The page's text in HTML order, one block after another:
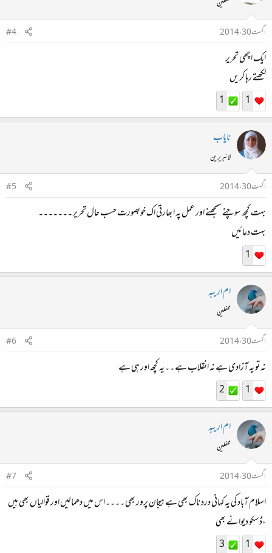
محفلین
اگست 30، 2014
#4
ایک اچھی تحریر
لکھتے رہا کریں
1
1
نایاب
لائبریرین
اگست 30، 2014
#5
بہت کچھ سوچنے سمجھنے اور عمل پہ ابھارتی اک خوبصورت حسب حال تحریر ۔۔۔۔۔۔۔
بہت دعائیں
1
ام اریبہ
محفلین
اگست 30، 2014
#6
نہ تو یہ آزادی ہے نہ انقلاب ہے ۔۔یہ کچھ اور ہی ہے
1
2
ام اریبہ
محفلین
اگست 30، 2014
#7
اسلام آباد کی یہ کہانی درد ناک بھی ہے ہیجان پرور بھی ۔۔۔۔اس میں دھمالیں اور قوالیاں بھی ہیں
،ڈسکو دیوانے بھی
1
3